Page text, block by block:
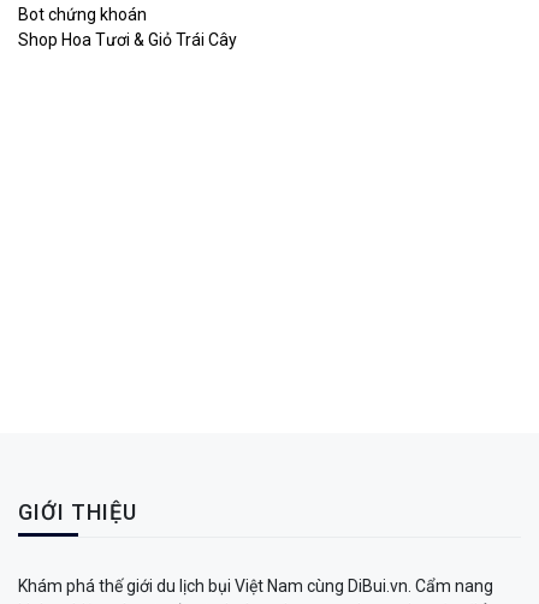
Bot chứng khoán
Shop Hoa Tươi & Giỏ Trái Cây
GIỚI THIỆU
Khám phá thế giới du lịch bụi Việt Nam cùng DiBui.vn. Cẩm nang